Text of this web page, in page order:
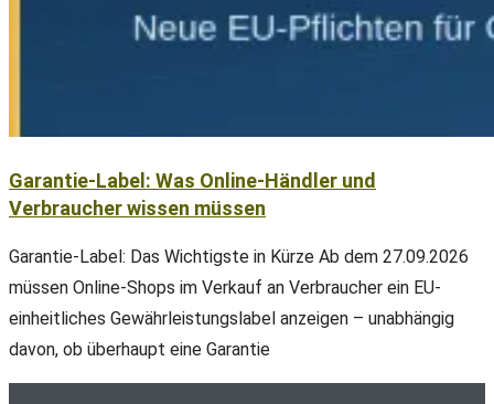
Garantie-Label: Was Online-Händler und
Verbraucher wissen müssen
Garantie-Label: Das Wichtigste in Kürze Ab dem 27.09.2026
müssen Online-Shops im Verkauf an Verbraucher ein EU-
einheitliches Gewährleistungslabel anzeigen – unabhängig
davon, ob überhaupt eine Garantie